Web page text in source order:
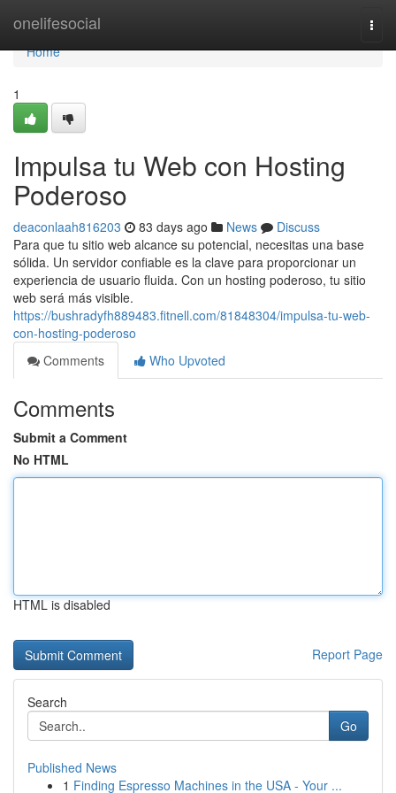
onelifesocial
Home
Home
1
Impulsa tu Web con Hosting
Poderoso
deaconlaah816203 83 days ago News
Discuss
Para que tu sitio web alcance su potencial, necesitas una base
sólida. Un servidor confiable es la clave para proporcionar un
experiencia de usuario fluida. Con un hosting poderoso, tu sitio
web será más visible.
https://bushradyfh889483.fitnell.com/81848304/impulsa-tu-web-
con-hosting-poderoso
Comments
Who Upvoted
Comments
Submit a Comment
No HTML
HTML is disabled
Report Page
Search
Go
Published News
1 Finding Espresso Machines in the USA - Your ...